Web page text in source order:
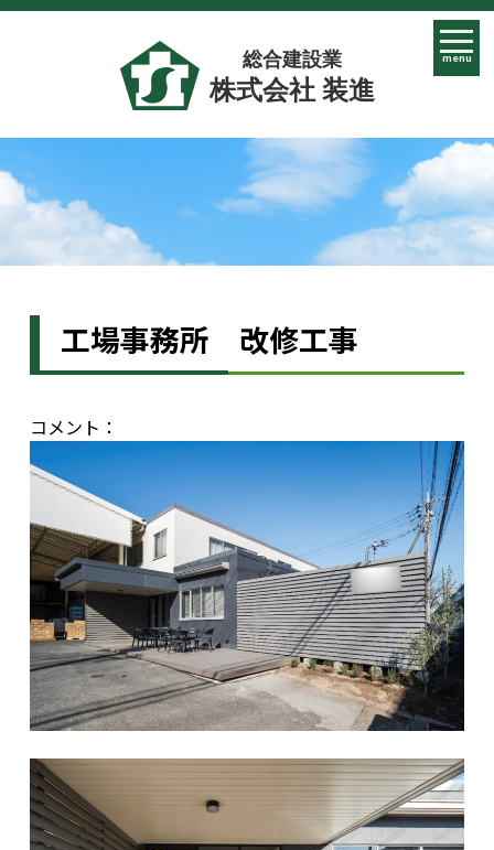
総合建設業
株式会社 装進
menu
工場事務所 改修工事
コメント：